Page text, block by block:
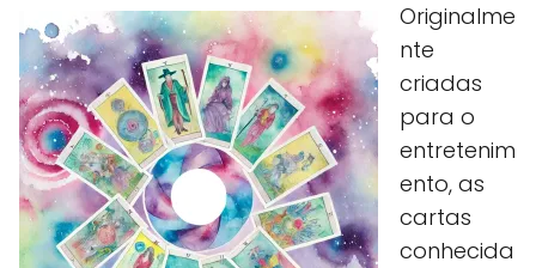
Originalme
nte
criadas
para o
entretenim
ento, as
cartas
conhecida